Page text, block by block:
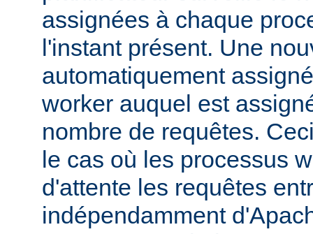
assignées à chaque
l'instant présent. Une
automatiquement
worker auquel est
nombre de requêtes.
le cas où les processus
d'attente les requêtes
indépendamment